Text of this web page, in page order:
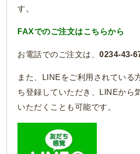
す。
FAXでのご注文はこちらから
お電話でのご注文は、0234-43-
また、LINEをご利用されている
ち登録していただき、LINEから
いただくことも可能です。